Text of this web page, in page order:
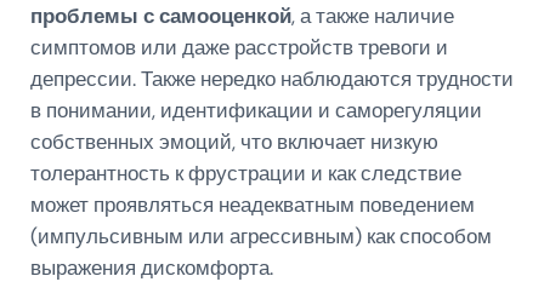
проблемы с самооценкой, а также наличие
симптомов или даже расстройств тревоги и
депрессии. Также нередко наблюдаются трудности
в понимании, идентификации и саморегуляции
собственных эмоций, что включает низкую
толерантность к фрустрации и как следствие
может проявляться неадекватным поведением
(импульсивным или агрессивным) как способом
выражения дискомфорта.